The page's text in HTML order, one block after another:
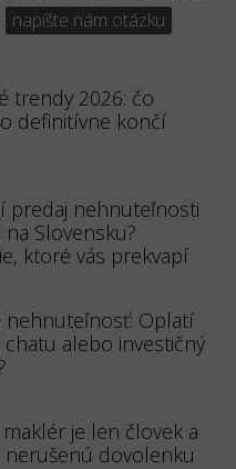
napíšte nám otázku .
trendy 2026: čo
definitívne končí
predaj nehnuteľnosti
Slovensku?
ktoré vás prekvapí
nehnuteľnosť: Oplatí
chatu alebo investičný
je len človek a
dovolenku